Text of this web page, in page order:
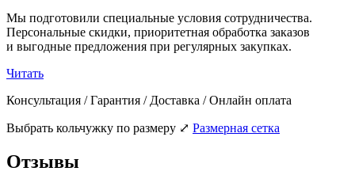
Мы подготовили специальные условия сотрудничества.
Персональные скидки, приоритетная обработка заказов
и выгодные предложения при регулярных закупках.
Читать
Консультация / Гарантия / Доставка / Онлайн оплата
Выбрать кольчужку по размеру ⤢ Размерная сетка
Отзывы